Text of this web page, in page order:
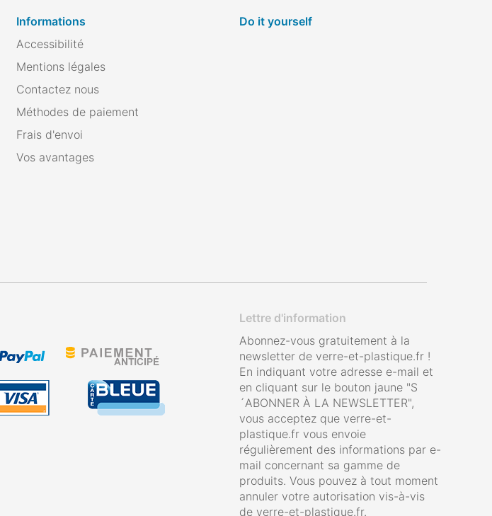
Informations
Accessibilité
Mentions légales
Contactez nous
Méthodes de paiement
Frais d'envoi
Vos avantages
Do it yourself
Lettre d'information
Abonnez-vous gratuitement à la
newsletter de verre-et-plastique.fr !
En indiquant votre adresse e-mail et
en cliquant sur le bouton jaune "S
´ABONNER À LA NEWSLETTER",
vous acceptez que verre-et-
plastique.fr vous envoie
régulièrement des informations par e-
mail concernant sa gamme de
produits. Vous pouvez à tout moment
annuler votre autorisation vis-à-vis
de verre-et-plastique.fr.